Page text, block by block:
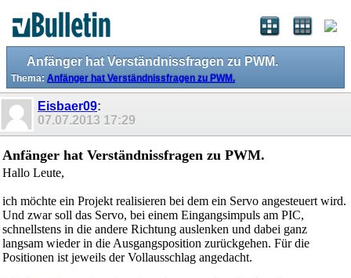
Anfänger hat Verständnissfragen zu PWM.
Thema: Anfänger hat Verständnissfragen zu PWM.
Eisbaer09:
07.07.2013 17:29
Anfänger hat Verständnissfragen zu PWM.
Hallo Leute,
ich möchte ein Projekt realisieren bei dem ein Servo angesteuert wird.
Und zwar soll das Servo, bei einem Eingangsimpuls am PIC,
schnellstens in die andere Richtung auslenken und dabei ganz
langsam wieder in die Ausgangsposition zurückgehen. Für die
Positionen ist jeweils der Vollausschlag angedacht.